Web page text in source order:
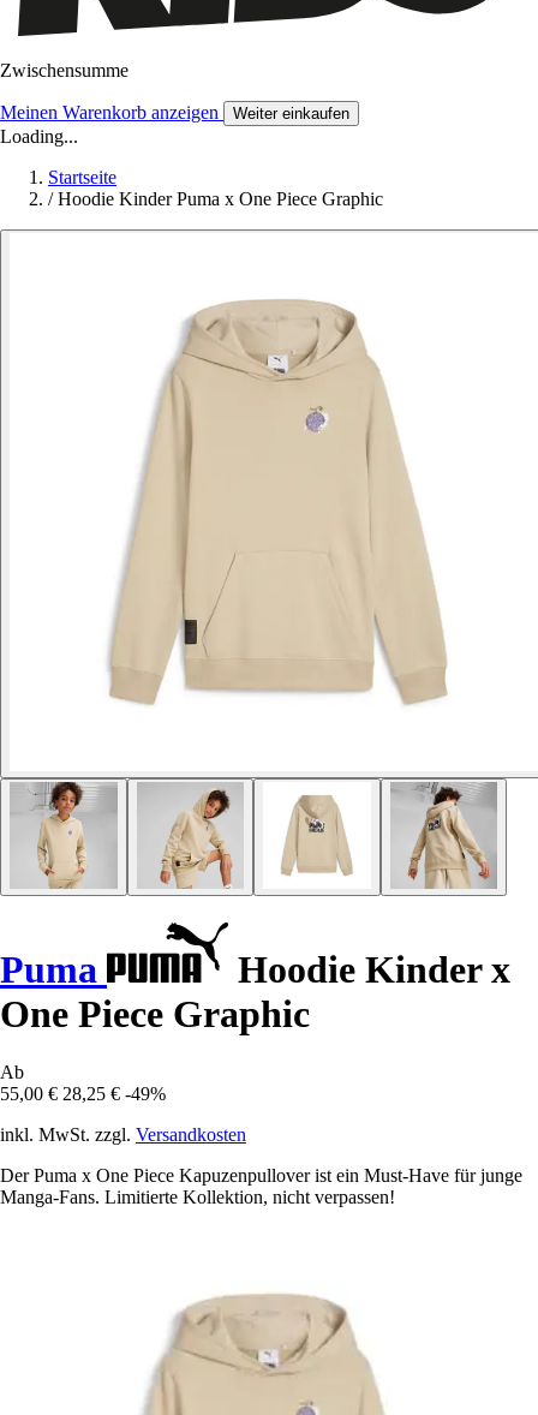
Zwischensumme
Meinen Warenkorb anzeigen Weiter einkaufen
Loading...
Startseite
/ Hoodie Kinder Puma x One Piece Graphic
Puma
Hoodie Kinder x
One Piece Graphic
Ab
55,00 € 28,25 € -49%
inkl. MwSt. zzgl. Versandkosten
Der Puma x One Piece Kapuzenpullover ist ein Must-Have für junge
Manga-Fans. Limitierte Kollektion, nicht verpassen!